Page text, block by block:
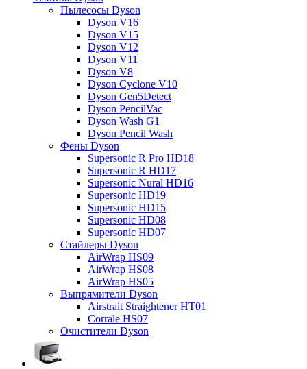
Пылесосы Dyson
Dyson V16
Dyson V15
Dyson V12
Dyson V11
Dyson V8
Dyson Cyclone V10
Dyson Gen5Detect
Dyson PencilVac
Dyson Wash G1
Dyson Pencil Wash
Фены Dyson
Supersonic R Pro HD18
Supersonic R HD17
Supersonic Nural HD16
Supersonic HD19
Supersonic HD15
Supersonic HD08
Supersonic HD07
Стайлеры Dyson
AirWrap HS09
AirWrap HS08
AirWrap HS05
Выпрямители Dyson
Airstrait Straightener HT01
Corrale HS07
Очистители Dyson